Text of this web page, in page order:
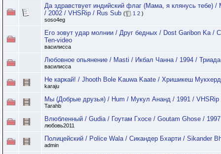
Да здравствует индийский флаг (Мама, я клянусь тебе)
/ 2002 / VHSRip / Rus Sub ( 1 2 )
soso4eg
Его зовут удар молнии / Друг бедных / Dost Garibon Ka /
Ten-video
василисса
Любовное опьянение / Masti / Икбал Чанна / 1994 /
василисса
Не каркай! / Jhooth Bole Kauwa Kaate / Хришикеш
karaju
Мы (Добрые друзья) / Hum / Мукул Ананд / 1991 /
Tarahb
Влюбленный / Gudia / Гоутам Гхосе / Goutam Ghose /
любовь2011
Полицейский / Police Wala / Сикандер Бхарти / Sikander
admin